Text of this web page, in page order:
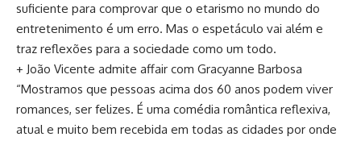
suficiente para comprovar que o etarismo no mundo do
entretenimento é um erro. Mas o espetáculo vai além e
traz reflexões para a sociedade como um todo.
+ João Vicente admite affair com Gracyanne Barbosa
“Mostramos que pessoas acima dos 60 anos podem viver
romances, ser felizes. É uma comédia romântica reflexiva,
atual e muito bem recebida em todas as cidades por onde